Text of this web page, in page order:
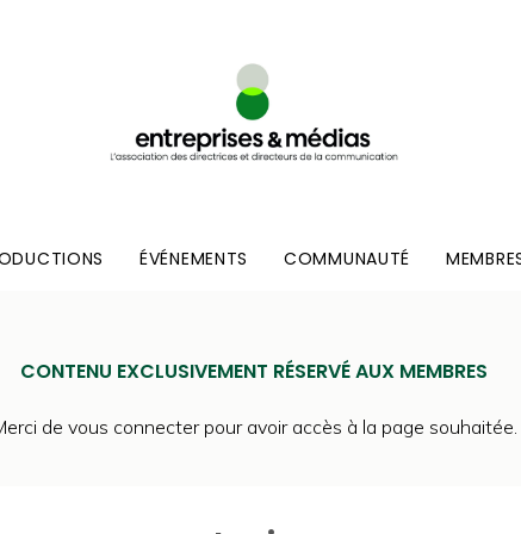
ÉVÉNEMENTS COMMUNAUTÉ
CONTENU EXCLUSIVEMENT RÉSERVÉ AUX MEMBRES
de vous connecter pour avoir accès à la page souhaitée.